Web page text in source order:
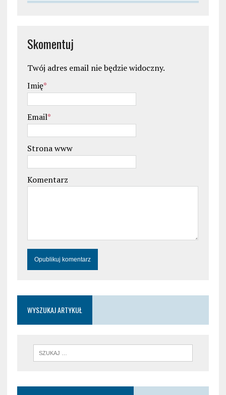
Skomentuj
Twój adres email nie będzie widoczny.
Imię*
Email*
Strona www
Komentarz
WYSZUKAJ ARTYKUŁ